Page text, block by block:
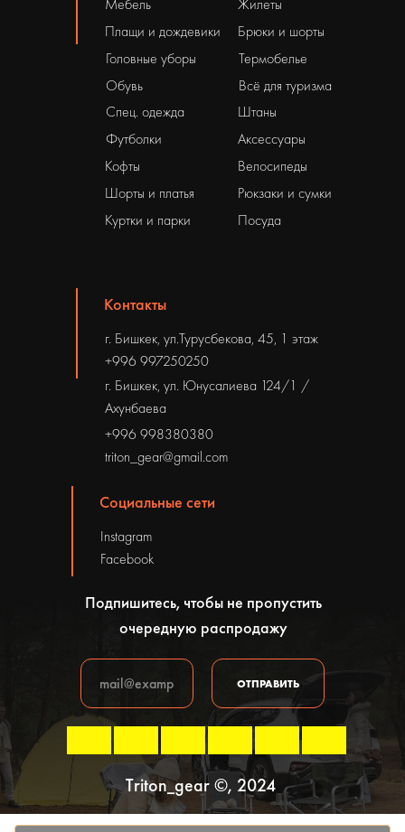
Подпишитесь, чтобы не пропустить
очередную распродажу
Triton_gear ©, 2024
Политика конфиденциальности
ОТПРАВИТЬ
Контакты
г. Бишкек, ул.Турусбекова, 45, 1 этаж
г. Бишкек, ул. Юнусалиева 124/1 /
Ахунбаева
+996 998380380
triton_gear@gmail.com
+996 997250250
Жилеты
Плащи и дождевики
Головные уборы
Обувь
Штаны
Рюкзаки и сумки
Мебель
Брюки и шорты
Термобелье
Всё для туризма
Велосипеды
Аксессуары
Спец. одежда
Футболки
Куртки и парки
Кофты
Шорты и платья
Посуда
Социальные сети
Instagram
Facebook